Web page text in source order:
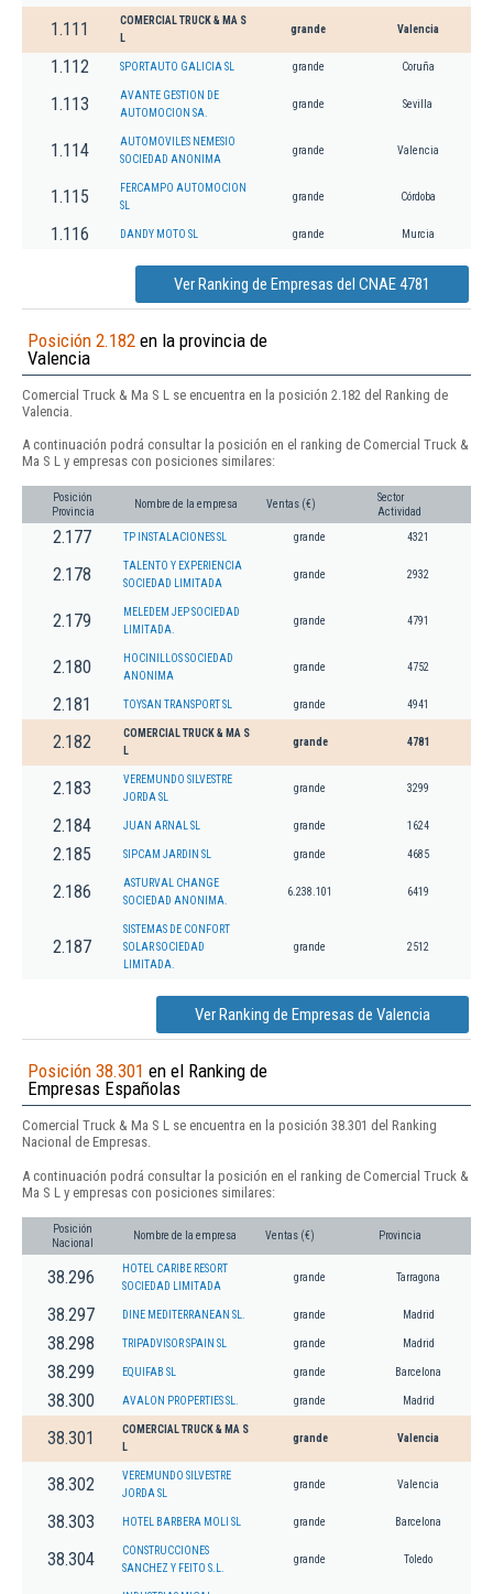
1.111
COMERCIAL TRUCK & MA S
L
grande Valencia
1.112 SPORTAUTO GALICIA SL grande Coruña
1.113
AVANTE GESTION DE
AUTOMOCION SA.
grande Sevilla
1.114
AUTOMOVILES NEMESIO
SOCIEDAD ANONIMA
grande Valencia
1.115
FERCAMPO AUTOMOCION
SL
grande Córdoba
1.116 DANDY MOTO SL grande Murcia
Ver Ranking de Empresas del CNAE 4781
Posición 2.182 en la provincia de
Valencia
Comercial Truck & Ma S L se encuentra en la posición 2.182 del Ranking de
Valencia.
A continuación podrá consultar la posición en el ranking de Comercial Truck &
Ma S L y empresas con posiciones similares:
Posición
Provincia
Nombre de la empresa Ventas (€)
Sector
Actividad
2.177 TP INSTALACIONES SL grande 4321
2.178
TALENTO Y EXPERIENCIA
SOCIEDAD LIMITADA
grande 2932
2.179
MELEDEM JEP SOCIEDAD
LIMITADA.
grande 4791
2.180
HOCINILLOS SOCIEDAD
ANONIMA
grande 4752
2.181 TOYSAN TRANSPORT SL grande 4941
2.182
COMERCIAL TRUCK & MA S
L
grande 4781
2.183
VEREMUNDO SILVESTRE
JORDA SL
grande 3299
2.184 JUAN ARNAL SL grande 1624
2.185 SIPCAM JARDIN SL grande 4685
2.186
ASTURVAL CHANGE
SOCIEDAD ANONIMA.
6.238.101 6419
2.187
SISTEMAS DE CONFORT
SOLAR SOCIEDAD
LIMITADA.
grande 2512
Ver Ranking de Empresas de Valencia
Posición 38.301 en el Ranking de
Empresas Españolas
Comercial Truck & Ma S L se encuentra en la posición 38.301 del Ranking
Nacional de Empresas.
A continuación podrá consultar la posición en el ranking de Comercial Truck &
Ma S L y empresas con posiciones similares:
Posición
Nacional
Nombre de la empresa Ventas (€) Provincia
38.296
HOTEL CARIBE RESORT
SOCIEDAD LIMITADA
grande Tarragona
38.297 DINE MEDITERRANEAN SL. grande Madrid
38.298 TRIPADVISOR SPAIN SL grande Madrid
38.299 EQUIFAB SL grande Barcelona
38.300 AVALON PROPERTIES SL. grande Madrid
38.301
COMERCIAL TRUCK & MA S
L
grande Valencia
38.302
VEREMUNDO SILVESTRE
JORDA SL
grande Valencia
38.303 HOTEL BARBERA MOLI SL grande Barcelona
38.304
CONSTRUCCIONES
SANCHEZ Y FEITO S.L.
grande Toledo